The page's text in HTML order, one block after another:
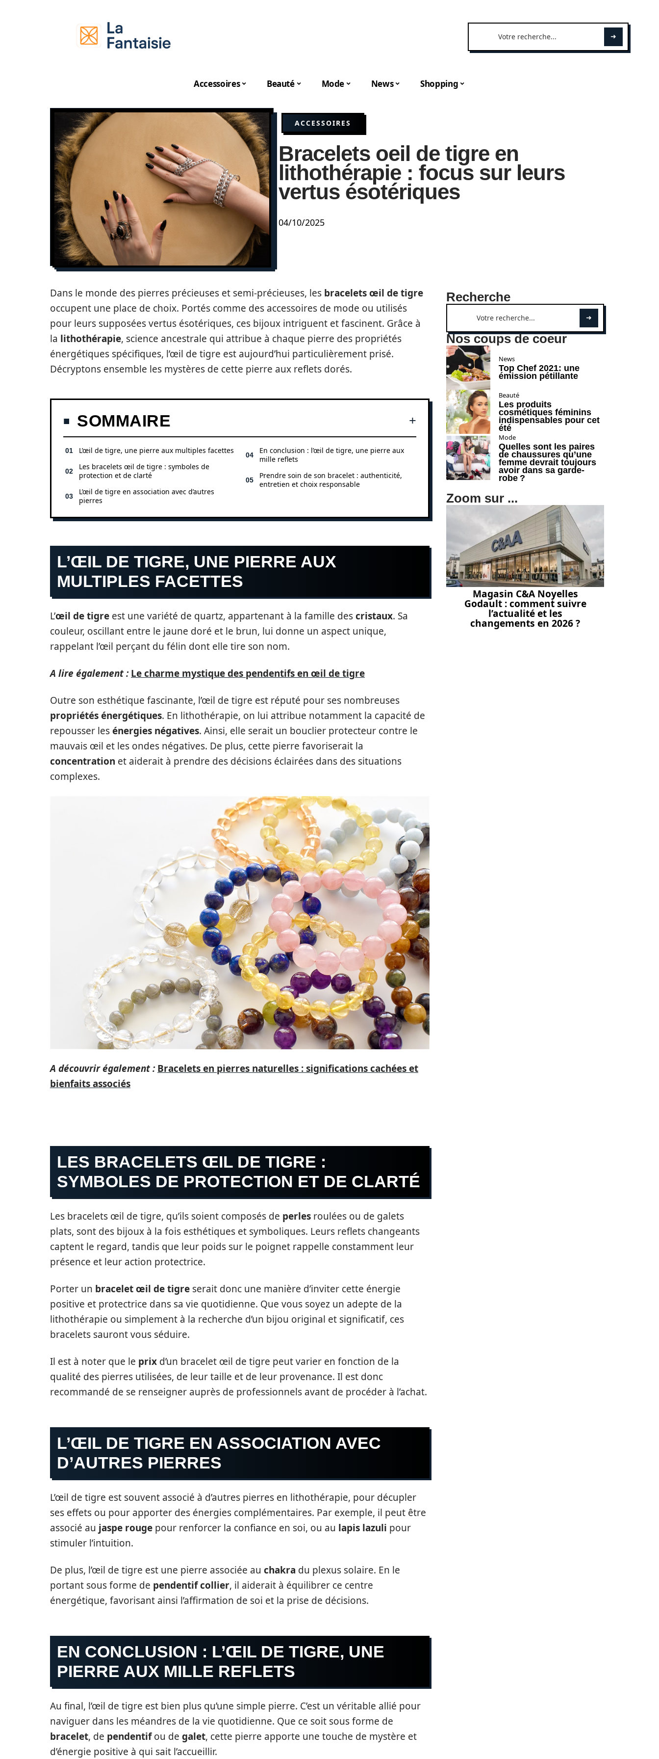
Accessoires Beauté Mode News Shopping
ACCESSOIRES
Bracelets oeil de tigre en
lithothérapie : focus sur leurs
vertus ésotériques
04/10/2025
Dans le monde des pierres précieuses et semi-précieuses, les bracelets œil de tigre
occupent une place de choix. Portés comme des accessoires de mode ou utilisés
pour leurs supposées vertus ésotériques, ces bijoux intriguent et fascinent. Grâce à
la lithothérapie, science ancestrale qui attribue à chaque pierre des propriétés
énergétiques spécifiques, l’œil de tigre est aujourd’hui particulièrement prisé.
Décryptons ensemble les mystères de cette pierre aux reflets dorés.
SOMMAIRE
L’œil de tigre, une pierre aux multiples facettes
Les bracelets œil de tigre : symboles de
protection et de clarté
L’œil de tigre en association avec d’autres
pierres
En conclusion : l’œil de tigre, une pierre aux
mille reflets
Prendre soin de son bracelet : authenticité,
entretien et choix responsable
L’ŒIL DE TIGRE, UNE PIERRE AUX
MULTIPLES FACETTES
L’œil de tigre est une variété de quartz, appartenant à la famille descristaux. Sa
couleur, oscillant entre le jaune doré et le brun, lui donne un aspect unique,
rappelant l’œil perçant du félin dont elle tire son nom.
A lire également : Le charme mystique des pendentifs en œil de tigre
Outre son esthétique fascinante, l’œil de tigre est réputé pour ses nombreuses
propriétés énergétiques. En lithothérapie, on lui attribue notamment la capacité de
repousser lesénergies négatives. Ainsi, elle serait un bouclier protecteur contre le
mauvais œil et les ondes négatives. De plus, cette pierre favoriserait la
concentration et aiderait à prendre des décisions éclairées dans des situations
complexes.
A découvrir également : Bracelets en pierres naturelles : significations cachées et
bienfaits associés
LES BRACELETS ŒIL DE TIGRE :
SYMBOLES DE PROTECTION ET DE CLARTÉ
Les bracelets œil de tigre, qu’ils soient composés de perles roulées ou de galets
plats, sont des bijoux à la fois esthétiques et symboliques. Leurs reflets changeants
captent le regard, tandis que leur poids sur le poignet rappelle constamment leur
présence et leur action protectrice.
Porter un bracelet œil de tigre serait donc une manière d’inviter cette énergie
positive et protectrice dans sa vie quotidienne. Que vous soyez un adepte de la
lithothérapie ou simplement à la recherche d’un bijou original et significatif, ces
bracelets sauront vous séduire.
Il est à noter que le prix d’un bracelet œil de tigre peut varier en fonction de la
qualité des pierres utilisées, de leur taille et de leur provenance. Il est donc
recommandé de se renseigner auprès de professionnels avant de procéder à l’achat.
L’ŒIL DE TIGRE EN ASSOCIATION AVEC
D’AUTRES PIERRES
L’œil de tigre est souvent associé à d’autres pierres en lithothérapie, pour décupler
ses effets ou pour apporter des énergies complémentaires. Par exemple, il peut être
associé au jaspe rouge pour renforcer la confiance en soi, ou au lapis lazuli pour
stimuler l’intuition.
De plus, l’œil de tigre est une pierre associée au chakra du plexus solaire. En le
portant sous forme de pendentif collier, il aiderait à équilibrer ce centre
énergétique, favorisant ainsi l’affirmation de soi et la prise de décisions.
EN CONCLUSION : L’ŒIL DE TIGRE, UNE
PIERRE AUX MILLE REFLETS
Au final, l’œil de tigre est bien plus qu’une simple pierre. C’est un véritable allié pour
naviguer dans les méandres de la vie quotidienne. Que ce soit sous forme de
bracelet, de pendentifou de galet, cette pierre apporte une touche de mystère et
d’énergie positive à qui sait l’accueillir.
Recherche
Nos coups de coeur
News
Top Chef 2021: une
émission pétillante
Beauté
Les produits
cosmétiques féminins
indispensables pour cet
été
Mode
Quelles sont les paires
de chaussures qu’une
femme devrait toujours
avoir dans sa garde-
robe ?
Zoom sur ...
Magasin C&A Noyelles
Godault : comment suivre
l’actualité et les
changements en 2026 ?